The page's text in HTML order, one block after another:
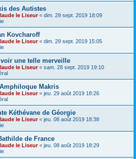
des Autistes
le Liseur« dim. 29 sept. 2019 18:09
Kovcharoff
le Liseur« dim. 29 sept. 2019 15:05
une telle merveille
le Liseur« sam. 28 sept. 2019 19:10
Makris
le Liseur« jeu. 29 août 2019 18:26
Kéthévane de Géorgie
le Liseur« jeu. 08 août 2019 18:38
de France
le Liseur« jeu. 08 août 2019 18:29